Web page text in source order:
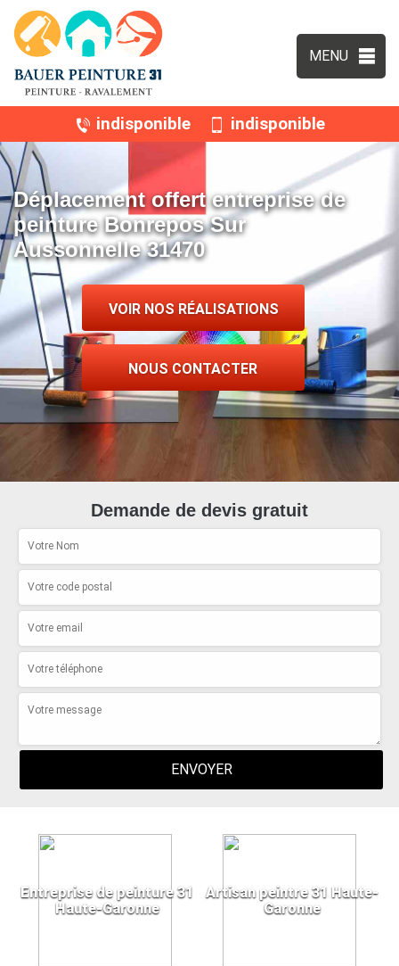
MENU
indisponible indisponible
Déplacement offert entreprise de
peinture Bonrepos Sur
Aussonnelle 31470
VOIR NOS RÉALISATIONS
NOUS CONTACTER
Demande de devis gratuit
Entreprise de peinture 31
Haute-Garonne
Artisan peintre 31 Haute-
Garonne